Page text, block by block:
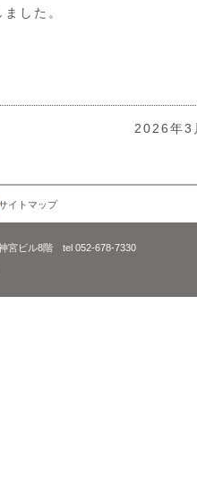
した。
2026年3
イトマップ
宮ビル8階 tel 052-678-7330